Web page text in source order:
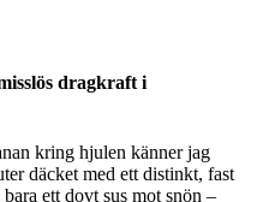
dragkraft i
kring hjulen känner jag
däcket med ett distinkt, fast
ett dovt sus mot snön –